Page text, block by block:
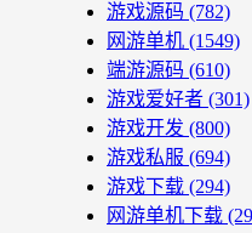
游戏源码 (782)
网游单机 (1549)
端游源码 (610)
游戏爱好者 (301)
游戏开发 (800)
游戏私服 (694)
游戏下载 (294)
网游单机下载